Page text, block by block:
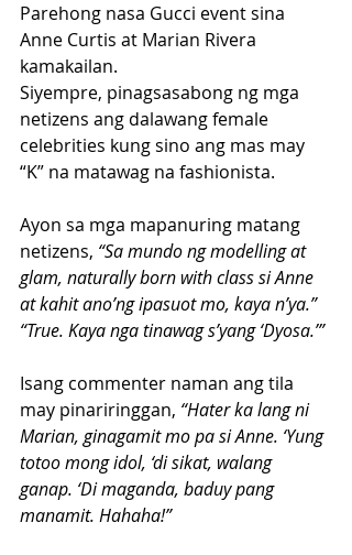
Parehong nasa Gucci event sina
Anne Curtis at Marian Rivera
kamakailan.
Siyempre, pinagsasabong ng mga
netizens ang dalawang female
celebrities kung sino ang mas may
“K” na matawag na fashionista.
Ayon sa mga mapanuring matang
netizens, “Sa mundo ng modelling at
glam, naturally born with class si Anne
at kahit ano’ng ipasuot mo, kaya n’ya.”
“True. Kaya nga tinawag s’yang ‘Dyosa.’”
Isang commenter naman ang tila
may pinariringgan, “Hater ka lang ni
Marian, ginagamit mo pa si Anne. ‘Yung
totoo mong idol, ‘di sikat, walang
ganap. ‘Di maganda, baduy pang
manamit. Hahaha!”